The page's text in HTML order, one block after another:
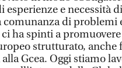
esperienze e necessità
comunanza di problemi
ci ha spinti a
strutturato, anche
Gcea. Oggi stiamo